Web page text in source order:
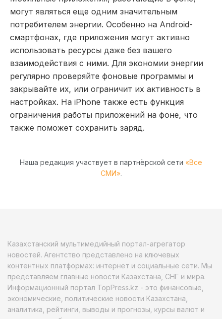
могут являться еще одним значительным
потребителем энергии. Особенно на Android-
смартфонах, где приложения могут активно
использовать ресурсы даже без вашего
взаимодействия с ними. Для экономии энергии
регулярно проверяйте фоновые программы и
закрывайте их, или ограничит их активность в
настройках. На iPhone также есть функция
ограничения работы приложений на фоне, что
также поможет сохранить заряд.
Наша редакция участвует в партнёрской сети «Все
СМИ».
Казахстанский мультимедийный портал-агрегатор
новостей. Агентство представлено на ключевых
контентных платформах: интернет и социальные сети. Мы
представляем главные новости Казахстана, СНГ и мира.
Информационный портал TopPress.kz - это финансовые,
экономические, политические новости Казахстана,
аналитика, рейтинги, выводы и прогнозы, курсы валют и